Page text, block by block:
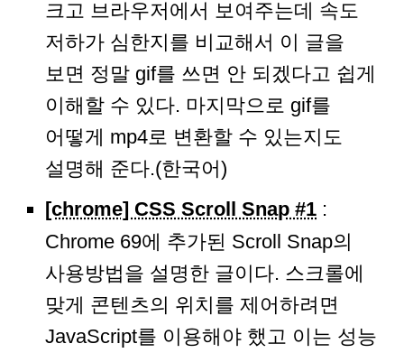
크고 브라우저에서 보여주는데 속도
저하가 심한지를 비교해서 이 글을
보면 정말 gif를 쓰면 안 되겠다고 쉽게
이해할 수 있다. 마지막으로 gif를
어떻게 mp4로 변환할 수 있는지도
설명해 준다.(한국어)
[chrome] CSS Scroll Snap #1 :
Chrome 69에 추가된 Scroll Snap의
사용방법을 설명한 글이다. 스크롤에
맞게 콘텐츠의 위치를 제어하려면
JavaScript를 이용해야 했고 이는 성능